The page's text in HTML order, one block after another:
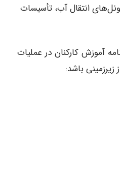
انتقال آب، تأسیسات
آموزش کارکنان در عملیات
باشد: